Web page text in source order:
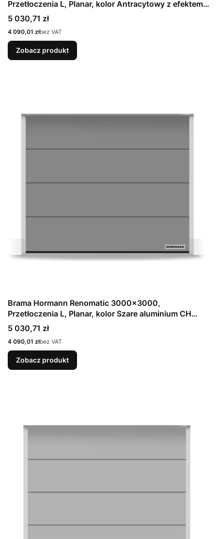
Przetłoczenia L, Planar, kolor Antracytowy z efektem
metalicznym CH 703 Matt deluxe + Prowadzenie N
Cena
5 030,71 zł
Cena
4 090,01 złbez VAT
Zobacz produkt
Brama Hormann Renomatic 3000x3000,
Przetłoczenia L, Planar, kolor Szare aluminium CH
9007 Matt deluxe + Prowadzenie N
Cena
5 030,71 zł
Cena
4 090,01 złbez VAT
Zobacz produkt